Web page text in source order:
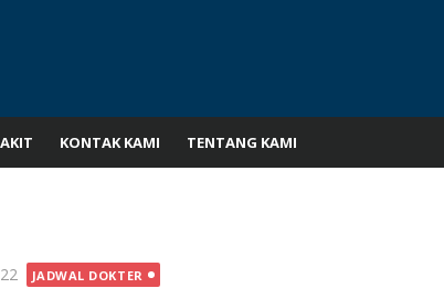
KONTAK KAMI TENTANG KAMI
JADWAL DOKTER